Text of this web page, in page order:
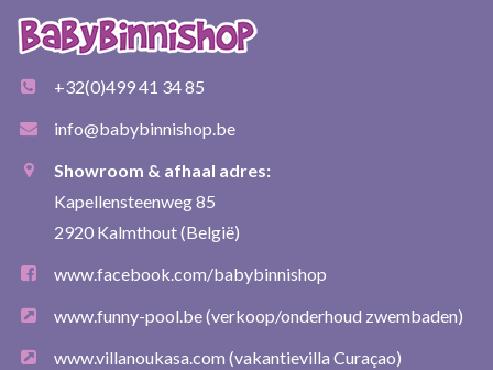
+32(0)499 41 34 85
info@babybinnishop.be
Showroom & afhaal adres:
Kapellensteenweg 85
2920 Kalmthout (België)
www.facebook.com/babybinnishop
www.funny-pool.be(verkoop/onderhoud zwembaden)
www.villanoukasa.com (vakantievilla Curaçao)